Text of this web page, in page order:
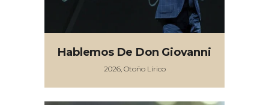
Hablemos De Don Giovanni
2026, Otoño Lírico